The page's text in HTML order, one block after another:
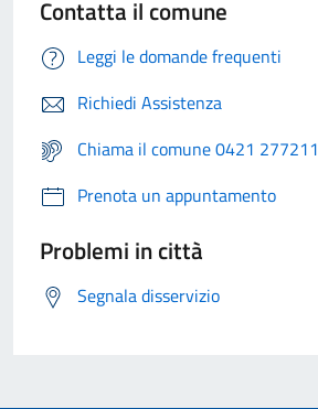
Contatta il comune
Leggi le domande frequenti
Richiedi Assistenza
Chiama il comune 0421 277211
Prenota un appuntamento
Problemi in città
Segnala disservizio